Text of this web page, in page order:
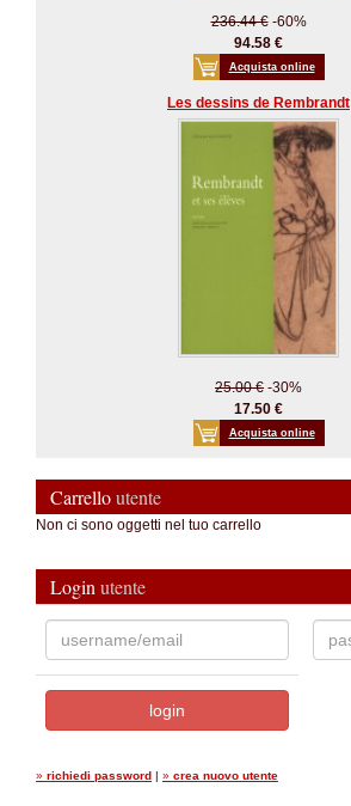
236.44 €-60%
94.58 €
Acquista online
Les dessins de Rembrandt
25.00 € -30%
17.50 €
Acquista online
Carrelloutente
Non ci sono oggetti nel tuo carrello
Login utente
» richiedi password | » crea nuovo utente